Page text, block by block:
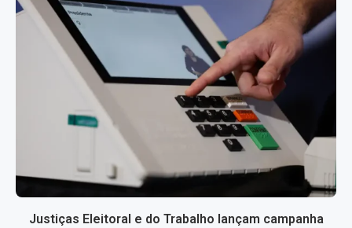
Justiças Eleitoral e do Trabalho lançam campanha